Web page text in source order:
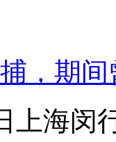
，期
上海